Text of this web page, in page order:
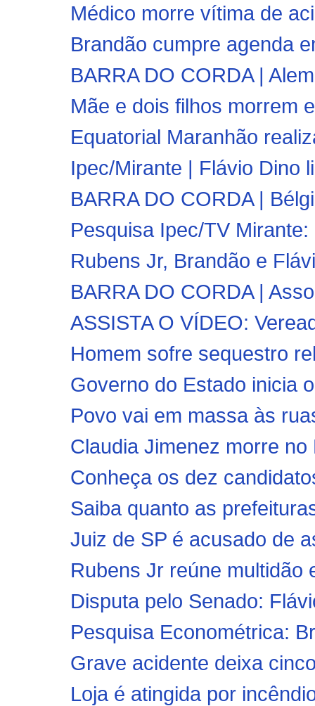
Médico morre vítima de
Brandão cumpre agenda
BARRA DO CORDA |
Mãe e dois filhos morrem
Equatorial Maranhão
Ipec/Mirante | Flávio Dino
BARRA DO CORDA |
Pesquisa Ipec/TV
Rubens Jr, Brandão e
BARRA DO CORDA |
ASSISTA O VÍDEO:
Homem sofre sequestro
Governo do Estado inicia
Povo vai em massa às
Claudia Jimenez morre
Conheça os dez
Saiba quanto as
Juiz de SP é acusado de
Rubens Jr reúne multidão
Disputa pelo Senado:
Pesquisa Econométrica:
Grave acidente deixa
Loja é atingida por